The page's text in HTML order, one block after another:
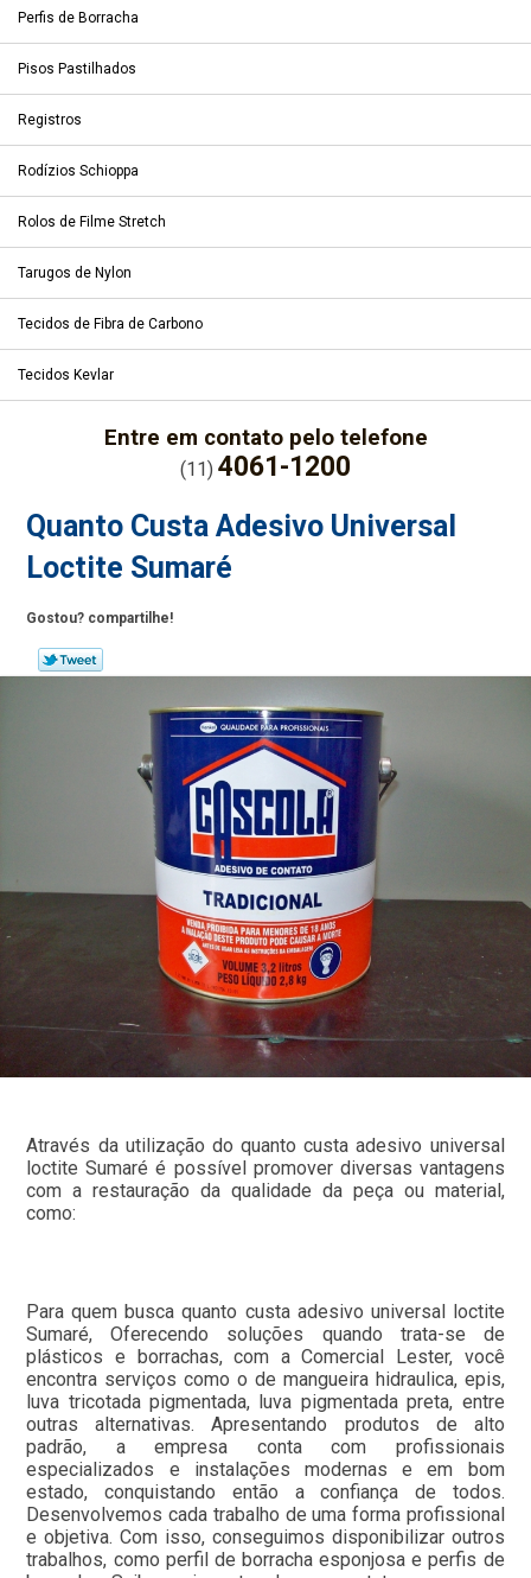
Perfis de Borracha
Pisos Pastilhados
Registros
Rodízios Schioppa
Rolos de Filme Stretch
Tarugos de Nylon
Tecidos de Fibra de Carbono
Tecidos Kevlar
Entre em contato pelo telefone
(11) 4061-1200
Quanto Custa Adesivo Universal
Loctite Sumaré
Gostou? compartilhe!
Através da utilização do quanto custa adesivo universal
loctite Sumaré é possível promover diversas vantagens
com a restauração da qualidade da peça ou material,
como:
Para quem busca quanto custa adesivo universal loctite
Sumaré, Oferecendo soluções quando trata-se de
plásticos e borrachas, com a Comercial Lester, você
encontra serviços como o de mangueira hidraulica, epis,
luva tricotada pigmentada, luva pigmentada preta, entre
outras alternativas. Apresentando produtos de alto
padrão, a empresa conta com profissionais
especializados e instalações modernas e em bom
estado, conquistando então a confiança de todos.
Desenvolvemos cada trabalho de uma forma profissional
e objetiva. Com isso, conseguimos disponibilizar outros
trabalhos, como perfil de borracha esponjosa e perfis de